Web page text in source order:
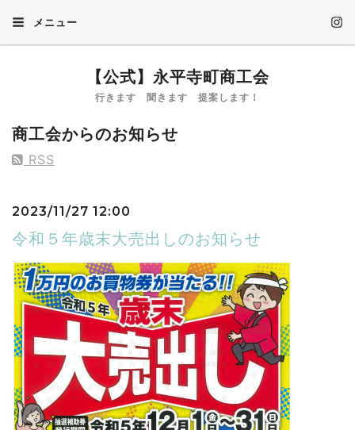
メニュー
【公式】永平寺町商工会
行きます 聞きます 提案します！
商工会からのお知らせ
RSS
2023/11/27 12:00
令和５年歳末大売出しのお知らせ